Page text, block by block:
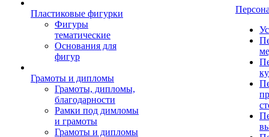
Пластиковые фигурки
Фигуры
тематические
Основания для
фигур
Грамоты и дипломы
Грамоты, дипломы,
благодарности
Рамки под димломы
и грамоты
Грамоты и дипломы